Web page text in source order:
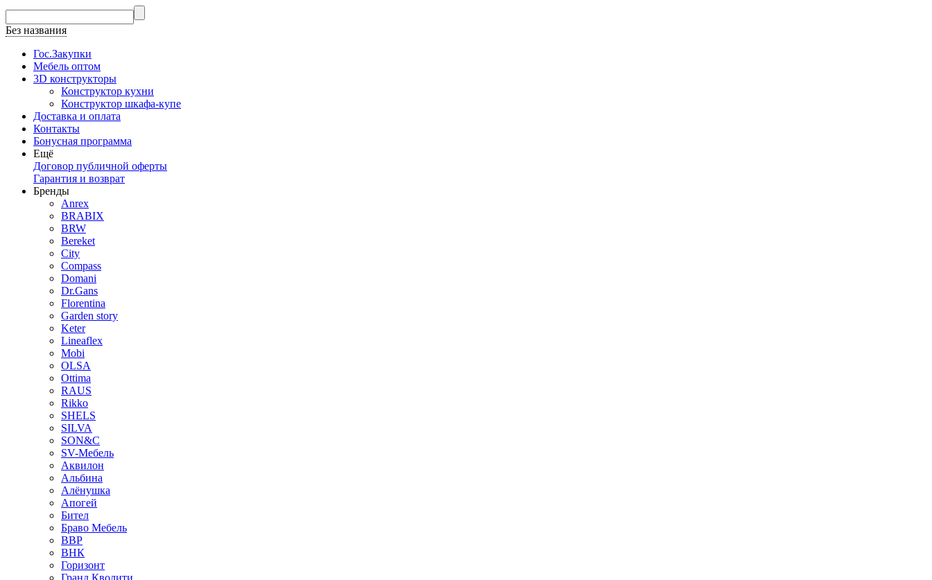
Без названия
Гос.Закупки
Мебель оптом
3D конструкторы
Конструктор кухни
Конструктор шкафа-купе
Доставка и оплата
Контакты
Бонусная программа
Ещё
Договор публичной оферты
Гарантия и возврат
Бренды
Anrex
BRABIX
BRW
Bereket
City
Compass
Domani
Dr.Gans
Florentina
Garden story
Keter
Lineaflex
Mobi
OLSA
Ottima
RAUS
Rikko
SHELS
SILVA
SON&C
SV-Мебель
Аквилон
Альбина
Алёнушка
Апогей
Бител
Браво Мебель
ВВР
ВНК
Горизонт
Гранд Кволити